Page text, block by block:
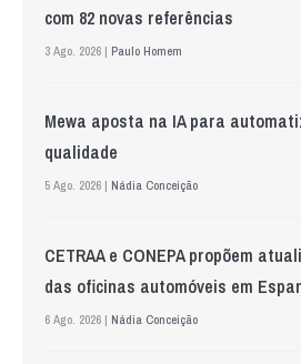
com 82 novas referências
3 Ago. 2026 | Paulo Homem
Mewa aposta na IA para
qualidade
5 Ago. 2026 | Nádia Conceição
CETRAA e CONEPA propõem
das oficinas automóveis em
6 Ago. 2026 | Nádia Conceição